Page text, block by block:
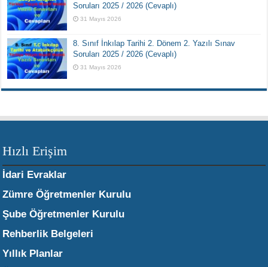
Soruları 2025 / 2026 (Cevaplı)
31 Mayıs 2026
8. Sınıf İnkılap Tarihi 2. Dönem 2. Yazılı Sınav
Soruları 2025 / 2026 (Cevaplı)
31 Mayıs 2026
Hızlı Erişim
İdari Evraklar
Zümre Öğretmenler Kurulu
Şube Öğretmenler Kurulu
Rehberlik Belgeleri
Yıllık Planlar